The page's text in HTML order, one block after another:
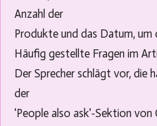
Anzahl der
Produkte und das Datum, um
Häufig gestellte Fragen im
Der Sprecher schlägt vor, die
der
'People also ask'-Sektion von